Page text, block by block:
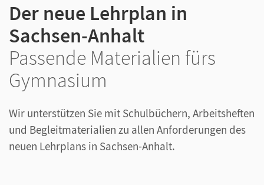
Der neue Lehrplan in
Sachsen-Anhalt
Passende Materialien fürs
Gymnasium
Wir unterstützen Sie mit Schulbüchern, Arbeitsheften
und Begleitmaterialien zu allen Anforderungen des
neuen Lehrplans in Sachsen-Anhalt.